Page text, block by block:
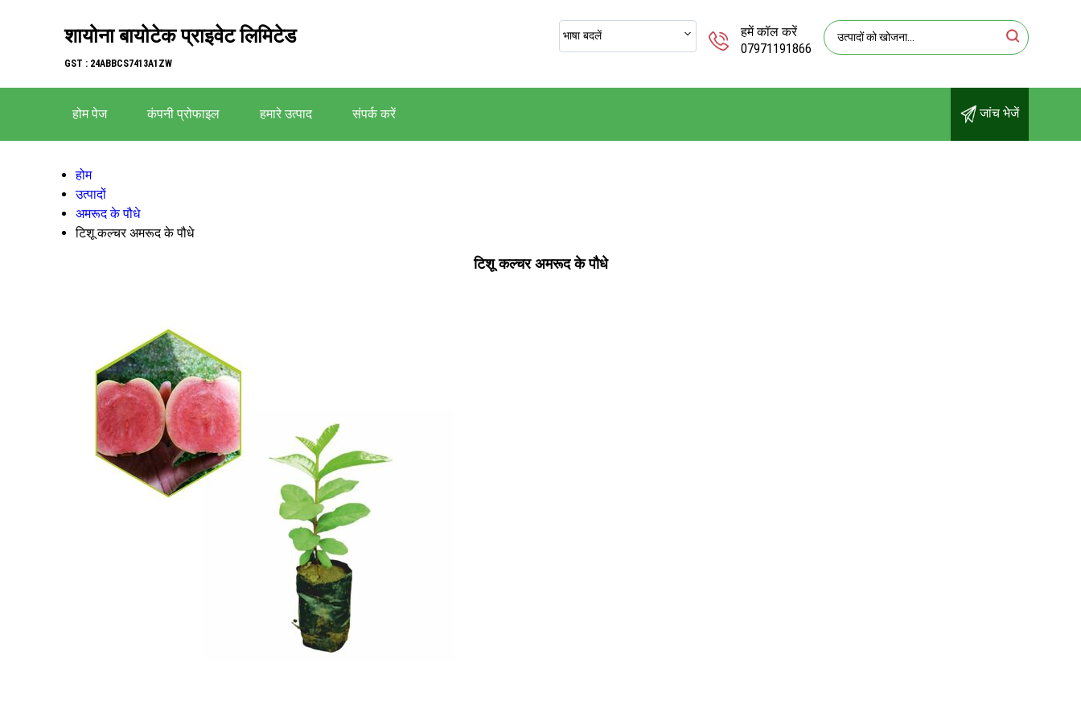
शायोना बायोटेक प्राइवेट लिमिटेड
GST : 24ABBCS7413A1ZW
हमें कॉल करें
07971191866
भाषा बदलें
होम पेज कंपनी प्रोफाइल हमारे उत्पाद संपर्क करें जांच भेजें
होम
उत्पादों
अमरूद के पौधे
टिशू कल्चर अमरूद के पौधे
टिशू कल्चर अमरूद के पौधे